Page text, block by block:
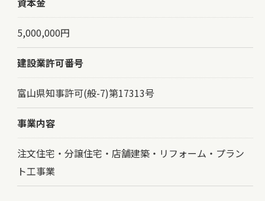
5,000,000円
建設業許可番号
富山県知事許可(般-7)第17313号
事業内容
注文住宅・分譲住宅・店舗建築・リフォーム・プラン
ト工事業